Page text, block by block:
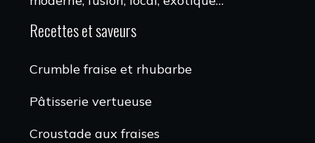
Recettes et saveurs
Crumble fraise et rhubarbe
Pâtisserie vertueuse
Croustade aux fraises